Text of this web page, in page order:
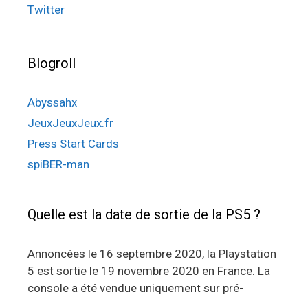
Twitter
Blogroll
Abyssahx
JeuxJeuxJeux.fr
Press Start Cards
spiBER-man
Quelle est la date de sortie de la PS5 ?
Annoncées le 16 septembre 2020, la Playstation
5 est sortie le 19 novembre 2020 en France. La
console a été vendue uniquement sur pré-